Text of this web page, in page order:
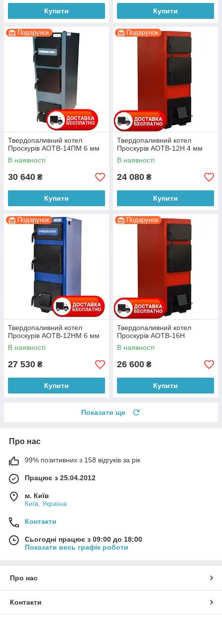
Купити Купити
Подарунок
Твердопаливний котел
Проскурів АОТВ-14ПМ 6 мм
В наявності
30 640 ₴
Купити
Подарунок
Твердопаливний котел
Проскурів АОТВ-12Н 4 мм
В наявності
24 080 ₴
Купити
Подарунок
Твердопаливний котел
Проскурів АОТВ-12НМ 6 мм
В наявності
27 530 ₴
Купити
Подарунок
Твердопаливний котел
Проскурів АОТВ-16Н
В наявності
26 600 ₴
Купити
Показати ще
Про нас
99% позитивних з 158 відгуків за рік
Працює з 25.04.2012
м. Київ
Київ, Україна
Контакти
Сьогодні працює з 09:00 до 18:00
Показати весь графік роботи
Про нас
Контакти